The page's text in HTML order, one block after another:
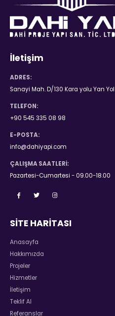
İletişim
ADRES:
Sanayi Mah. D/130 Kara yolu Yan
TELEFON:
+90 545 335 08 98
E-POSTA:
info@dahiyapi.com
ÇALIŞMA SAATLERI:
Pazartesi-Cumartesi - 09.00-18.00
SİTE HARİTASI
Anasayfa
Hakkımızda
Projeler
Hizmetler
İletişim
Teklif Al
Referanslar